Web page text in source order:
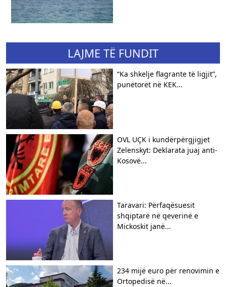
LAJME TË FUNDIT
“Ka shkelje flagrante të ligjit”,
punëtorët në KEK...
OVL UÇK i kundërpërgjigjet
Zelenskyt: Deklarata juaj anti-
Kosovë...
Taravari: Përfaqësuesit
shqiptarë në qeverinë e
Mickoskit janë...
234 mijë euro për renovimin e
Ortopedisë në...